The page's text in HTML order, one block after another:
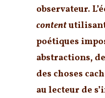
observateur.
content
poétiques
abstractions,
des choses
au lecteur de